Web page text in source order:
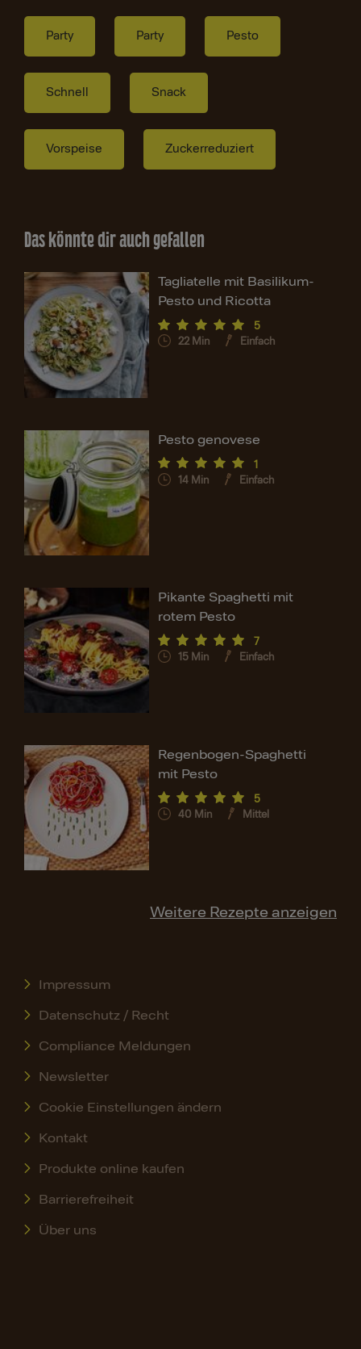
Party Party Pesto
Schnell Snack
Vorspeise Zuckerreduziert
Das könnte dir auch gefallen
Tagliatelle mit Basilikum-
Pesto und Ricotta
5
22 Min Einfach
Pesto genovese
1
14 Min Einfach
Pikante Spaghetti mit
rotem Pesto
7
15 Min Einfach
Regenbogen-Spaghetti
mit Pesto
5
40 Min Mittel
Weitere Rezepte anzeigen
Impressum
Datenschutz / Recht
Compliance Meldungen
Newsletter
Cookie Einstellungen ändern
Kontakt
Produkte online kaufen
Barrierefreiheit
Über uns